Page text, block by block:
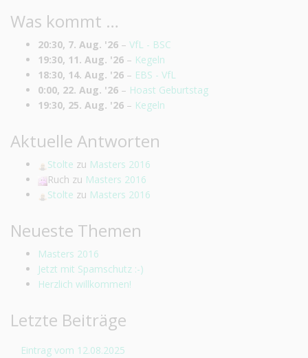
Was kommt …
20:30, 7. Aug. '26 – VfL - BSC
19:30, 11. Aug. '26 – Kegeln
18:30, 14. Aug. '26 – EBS - VfL
0:00, 22. Aug. '26 – Hoast Geburtstag
19:30, 25. Aug. '26 – Kegeln
Aktuelle Antworten
Stolte zu Masters 2016
Ruch zu Masters 2016
Stolte zu Masters 2016
Neueste Themen
Masters 2016
Jetzt mit Spamschutz :-)
Herzlich willkommen!
Letzte Beiträge
Eintrag vom 12.08.2025